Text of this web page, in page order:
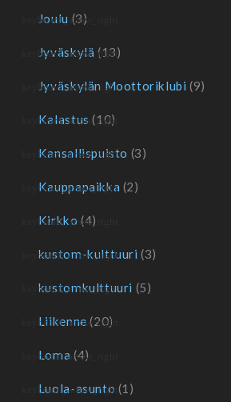
Joulu (3)
Jyväskylä (13)
Jyväskylän Moottoriklubi (9)
Kalastus (10)
Kansallispuisto (3)
Kauppapaikka (2)
Kirkko (4)
kustom-kulttuuri (3)
kustomkulttuuri (5)
Liikenne (20)
Loma (4)
Luola-asunto (1)